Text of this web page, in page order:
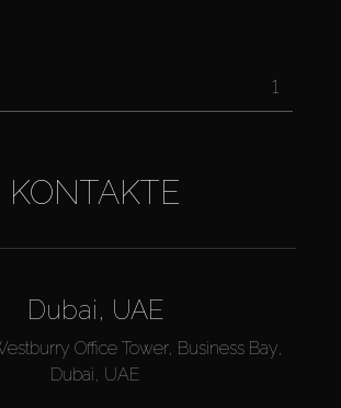
1
KONTAKTE
Dubai, UAE
Office Tower, Business Bay,
Dubai, UAE